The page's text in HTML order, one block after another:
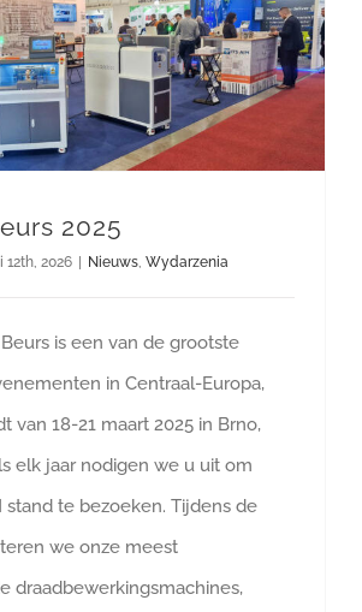
2025
12th, 2026 | Nieuws Wydarzenia
Beurs is een van de grootste
in Centraal-Europa,
van 18-21 maart 2025 in Brno,
elk jaar nodigen we u uit om
stand te bezoeken. Tijdens de
we onze meest
draadbewerkingsmachines,